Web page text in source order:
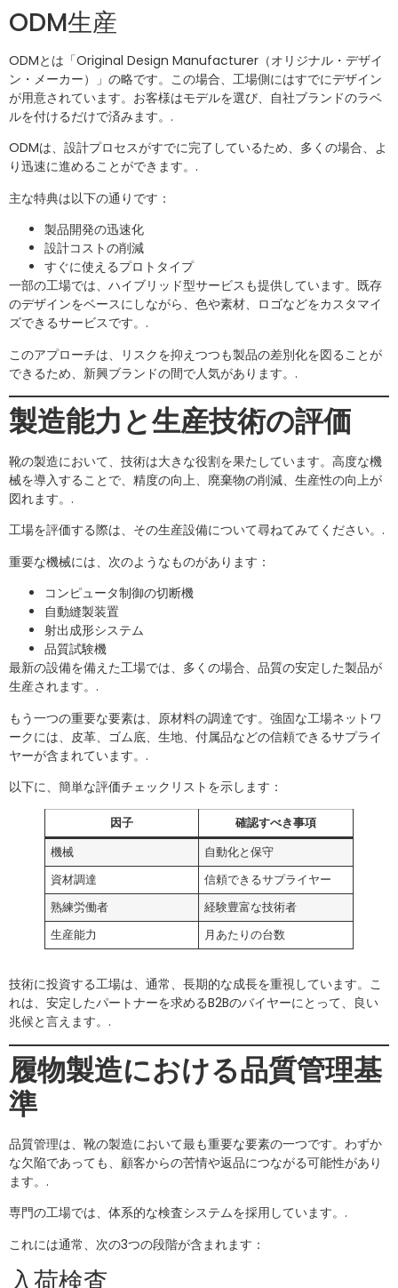
ODM生産
ODMとは「Original Design Manufacturer（オリジナル・デザイ
ン・メーカー）」の略です。この場合、工場側にはすでにデザイン
が用意されています。お客様はモデルを選び、自社ブランドのラベ
ルを付けるだけで済みます。.
ODMは、設計プロセスがすでに完了しているため、多くの場合、よ
り迅速に進めることができます。.
主な特典は以下の通りです：
製品開発の迅速化
設計コストの削減
すぐに使えるプロトタイプ
一部の工場では、ハイブリッド型サービスも提供しています。既存
のデザインをベースにしながら、色や素材、ロゴなどをカスタマイ
ズできるサービスです。.
このアプローチは、リスクを抑えつつも製品の差別化を図ることが
できるため、新興ブランドの間で人気があります。.
製造能力と生産技術の評価
靴の製造において、技術は大きな役割を果たしています。高度な機
械を導入することで、精度の向上、廃棄物の削減、生産性の向上が
図れます。.
工場を評価する際は、その生産設備について尋ねてみてください。.
重要な機械には、次のようなものがあります：
コンピュータ制御の切断機
自動縫製装置
射出成形システム
品質試験機
最新の設備を備えた工場では、多くの場合、品質の安定した製品が
生産されます。.
もう一つの重要な要素は、原材料の調達です。強固な工場ネットワ
ークには、皮革、ゴム底、生地、付属品などの信頼できるサプライ
ヤーが含まれています。.
以下に、簡単な評価チェックリストを示します：
因子
確認すべき事項
機械
自動化と保守
資材調達
信頼できるサプライヤー
熟練労働者
経験豊富な技術者
生産能力
月あたりの台数
技術に投資する工場は、通常、長期的な成長を重視しています。こ
れは、安定したパートナーを求めるB2Bのバイヤーにとって、良い
兆候と言えます。.
履物製造における品質管理基
準
品質管理は、靴の製造において最も重要な要素の一つです。わずか
な欠陥であっても、顧客からの苦情や返品につながる可能性があり
ます。.
専門の工場では、体系的な検査システムを採用しています。.
これには通常、次の3つの段階が含まれます：